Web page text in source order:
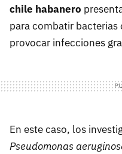
chile habanero
para combatir
provocar infecciones
En este caso, los
Pseudomonas